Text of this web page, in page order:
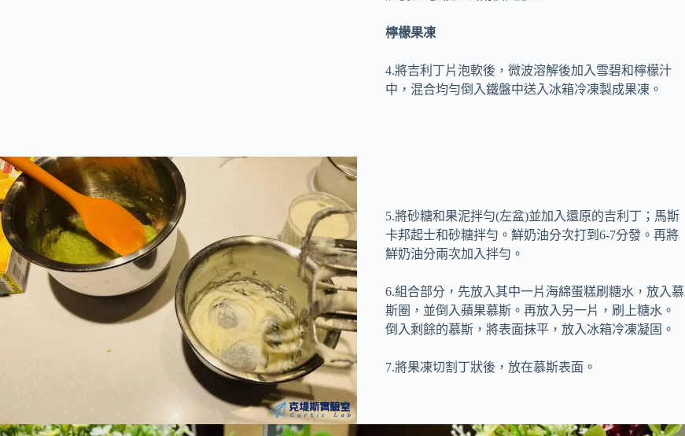
檸檬果凍
4.將吉利丁片泡軟後，微波溶解後加入雪碧和檸檬汁
中，混合均勻倒入鐵盤中送入冰箱冷凍製成果凍。
5.將砂糖和果泥拌勻(左盆)並加入還原的吉利丁；馬斯
卡邦起士和砂糖拌勻。鮮奶油分次打到6-7分發。再將
鮮奶油分兩次加入拌勻。
6.組合部分，先放入其中一片海綿蛋糕刷糖水，放入慕
斯圈，並倒入蘋果慕斯。再放入另一片，刷上糖水。
倒入剩餘的慕斯，將表面抹平，放入冰箱冷凍凝固。
7.將果凍切割丁狀後，放在慕斯表面。